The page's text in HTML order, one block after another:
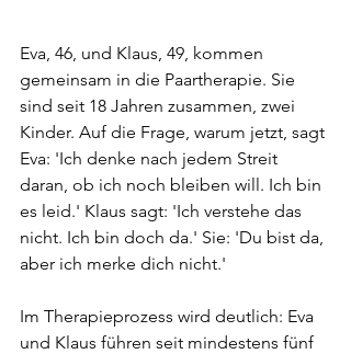
Eva, 46, und Klaus, 49, kommen
gemeinsam in die Paartherapie. Sie
sind seit 18 Jahren zusammen, zwei
Kinder. Auf die Frage, warum jetzt, sagt
Eva: 'Ich denke nach jedem Streit
daran, ob ich noch bleiben will. Ich bin
es leid.' Klaus sagt: 'Ich verstehe das
nicht. Ich bin doch da.' Sie: 'Du bist da,
aber ich merke dich nicht.'
Im Therapieprozess wird deutlich: Eva
und Klaus führen seit mindestens fünf